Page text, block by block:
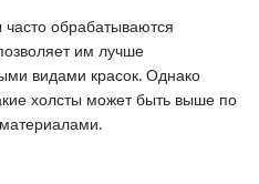
обрабатываются
им лучше
видами красок. Однако
холсты может быть выше по